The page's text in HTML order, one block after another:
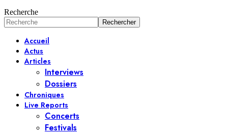
Recherche
Accueil
Actus
Articles
Interviews
Dossiers
Chroniques
Live Reports
Concerts
Festivals